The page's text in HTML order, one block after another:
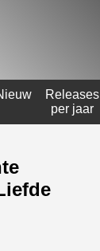
Releases
per jaar